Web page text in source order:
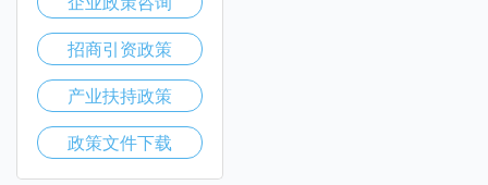
招商引资政策
产业扶持政策
政策文件下载